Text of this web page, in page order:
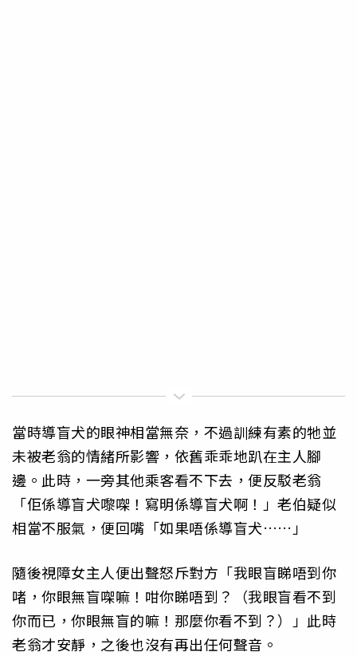
當時導盲犬的眼神相當無奈，不過訓練有素的牠並
未被老翁的情緒所影響，依舊乖乖地趴在主人腳
邊。此時，一旁其他乘客看不下去，便反駁老翁
「佢係導盲犬嚟㗎！寫明係導盲犬啊！」老伯疑似
相當不服氣，便回嘴「如果唔係導盲犬……」
隨後視障女主人便出聲怒斥對方「我眼盲睇唔到你
啫，你眼無盲㗎嘛！咁你睇唔到？（我眼盲看不到
你而已，你眼無盲的嘛！那麼你看不到？）」此時
老翁才安靜，之後也沒有再出任何聲音。